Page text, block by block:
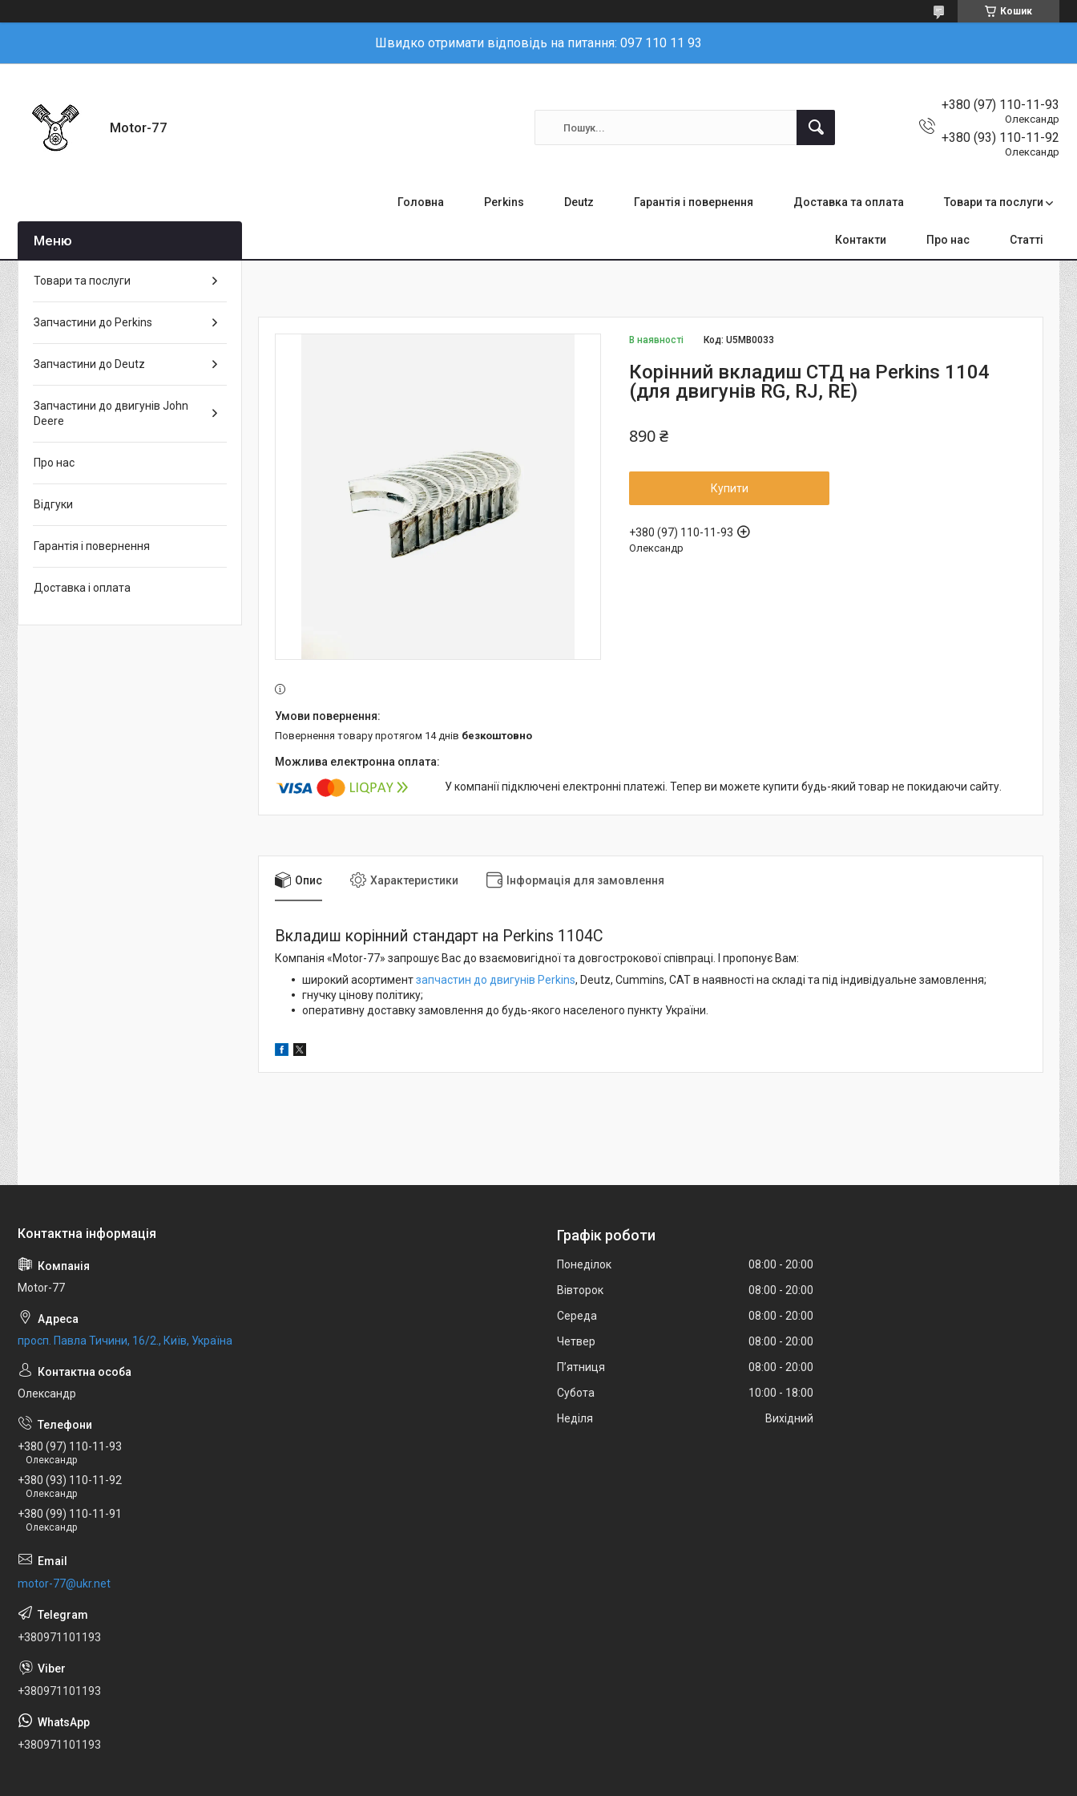
Кошик
Швидко отримати відповідь на питання: 097 110 11 93
Motor-77
+380 (97) 110-11-93
Олександр
+380 (93) 110-11-92
Олександр
Головна Perkins Deutz Гарантія і повернення Доставка та оплата Товари та послуги
Контакти Про нас Статті
В наявності Код:U5MB0033
Корінний вкладиш СТД на Perkins 1104
(для двигунів RG, RJ, RE)
890 ₴
Купити
+380 (97) 110-11-93
Олександр
повернення товару протягом 14 днів безкоштовно
У компанії підключені електронні платежі. Тепер ви можете купити будь-який товар не покидаючи сайту.
Опис Характеристики Інформація для замовлення
Вкладиш корінний стандарт на Perkins 1104С
Компанія «Motor-77» запрошує Вас до взаємовигідної та довгострокової співпраці. І пропонує Вам:
широкий асортиментзапчастин до двигунів Perkins, Deutz, Cummins, CAT в наявності на складі та під індивідуальне замовлення;
гнучку цінову політику;
оперативну доставку замовлення до будь-якого населеного пункту України.
Товари та послуги
Запчастини до Perkins
Запчастини до Deutz
Запчастини до двигунів John
Deere
Про нас
Відгуки
Гарантія і повернення
Доставка і оплата
Motor-77
просп. Павла Тичини, 16/2., Київ, Україна
Олександр
+380 (97) 110-11-93
Олександр
+380 (93) 110-11-92
Олександр
+380 (99) 110-11-91
Олександр
motor-77@ukr.net
+380971101193
+380971101193
+380971101193
Графік роботи
Понеділок 08:00
20:00
Вівторок
08:00
20:00
Середа
08:00
20:00
Четвер
08:00
20:00
Пʼятниця
08:00
20:00
Субота
10:00
18:00
Неділя
Вихідний